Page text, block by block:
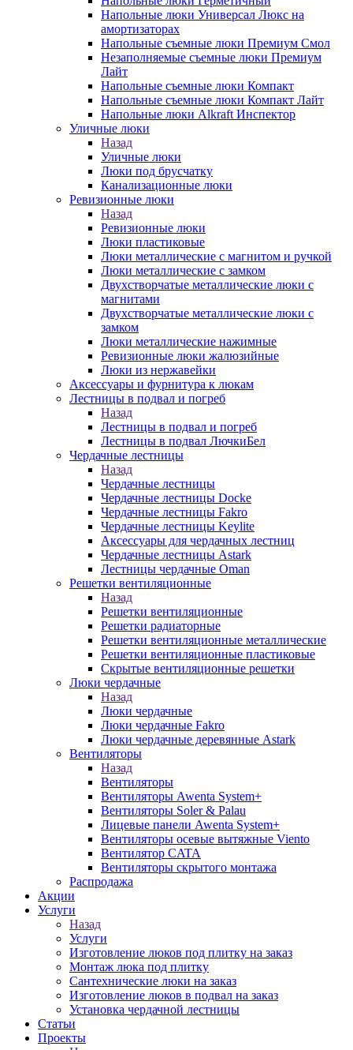
Напольные люки Универсал Люкс на
амортизаторах
Напольные съемные люки Премиум Смол
Незаполняемые съемные люки Премиум
Лайт
Напольные съемные люки Компакт
Напольные съемные люки Компакт Лайт
Напольные люки Alkraft Инспектор
Уличные люки
Назад
Уличные люки
Люки под брусчатку
Канализационные люки
Ревизионные люки
Назад
Ревизионные люки
Люки пластиковые
Люки металлические с магнитом и ручкой
Люки металлические с замком
Двухстворчатые металлические люки с
магнитами
Двухстворчатые металлические люки с
замком
Люки металлические нажимные
Ревизионные люки жалюзийные
Люки из нержавейки
Аксессуары и фурнитура к люкам
Лестницы в подвал и погреб
Назад
Лестницы в подвал и погреб
Лестницы в подвал ЛючкиБел
Чердачные лестницы
Назад
Чердачные лестницы
Чердачные лестницы Docke
Чердачные лестницы Fakro
Чердачные лестницы Keylite
Аксессуары для чердачных лестниц
Чердачные лестницы Astark
Лестницы чердачные Oman
Решетки вентиляционные
Назад
Решетки вентиляционные
Решетки радиаторные
Решетки вентиляционные металлические
Решетки вентиляционные пластиковые
Скрытые вентиляционные решетки
Люки чердачные
Назад
Люки чердачные
Люки чердачные Fakro
Люки чердачные деревянные Astark
Вентиляторы
Назад
Вентиляторы
Вентиляторы Awenta System+
Вентиляторы Soler & Palau
Лицевые панели Awenta System+
Вентиляторы осевые вытяжные Viento
Вентилятор CATA
Вентиляторы скрытого монтажа
Распродажа
Акции
Услуги
Назад
Услуги
Изготовление люков под плитку на заказ
Монтаж люка под плитку
Сантехнические люки на заказ
Изготовление люков в подвал на заказ
Установка чердачной лестницы
Статьи
Проекты